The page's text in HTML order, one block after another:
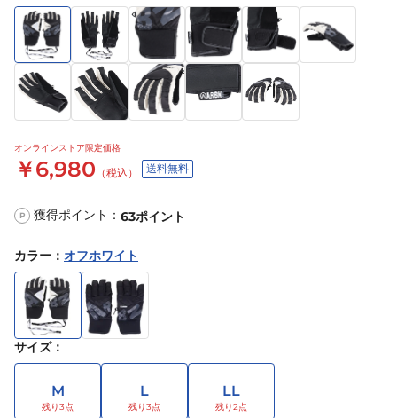
オンラインストア限定価格
￥6,980 （税込） 送料無料
P 獲得ポイント： 63ポイント
カラー ： オフホワイト
サイズ：
M L LL